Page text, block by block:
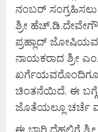
ನಂಬರ್
ಶ್ರೀ
ಪ್ರಹ್ಲಾದ್
ನಾಯಕರಾದ ಶ್ರೀ
ಚಿಂತನೆಯಿದೆ. ಈ ಬಗ್ಗೆ
ಜೊತೆಯಲ್ಲೂ ಚರ್ಚೆ
ಈ ಭಾರಿ ದೆಹಲಿಗೆ